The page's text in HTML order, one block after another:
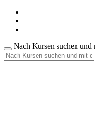
Nach Kursen suchen und